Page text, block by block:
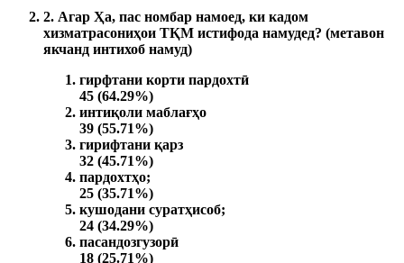
2. Агар Ҳа, пас номбар намоед, ки кадом
хизматрасониҳои ТҚМ истифода намудед? (метавон
якчанд интихоб намуд)
гирфтани корти пардохтӣ
45 (64.29%)
интиқоли маблағҳо
39 (55.71%)
гирифтани қарз
32 (45.71%)
пардохтҳо;
25 (35.71%)
кушодани суратҳисоб;
24 (34.29%)
пасандозгузорӣ
18 (25.71%)